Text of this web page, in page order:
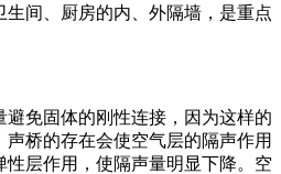
间、厨房的内、外隔墙，是重点
免固体的刚性连接，因为这样的
桥的存在会使空气层的隔声作用
层作用，使隔声量明显下降。空